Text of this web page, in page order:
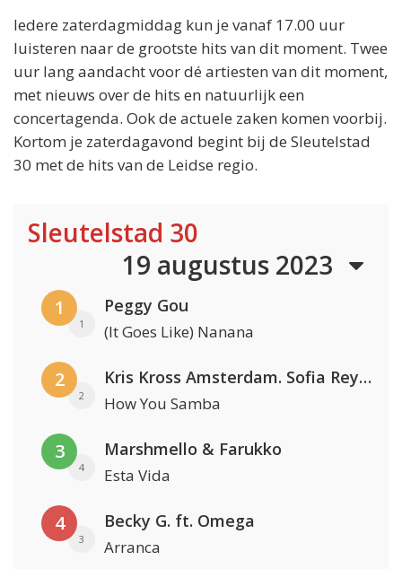
Iedere zaterdagmiddag kun je vanaf 17.00 uur
luisteren naar de grootste hits van dit moment. Twee
uur lang aandacht voor dé artiesten van dit moment,
met nieuws over de hits en natuurlijk een
concertagenda. Ook de actuele zaken komen voorbij.
Kortom je zaterdagavond begint bij de Sleutelstad
30 met de hits van de Leidse regio.
Sleutelstad 30
19 augustus 2023
1
1
Peggy Gou
(It Goes Like) Nanana
2
2
Kris Kross Amsterdam. Sofia Reyes & Tinie Tempah
How You Samba
3
4
Marshmello & Farukko
Esta Vida
4
3
Becky G. ft. Omega
Arranca